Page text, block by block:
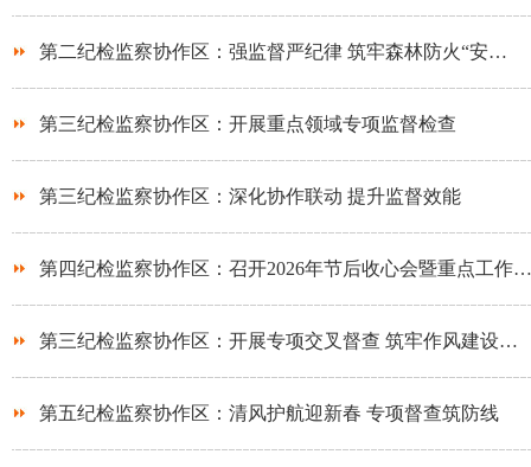
第二纪检监察协作区：强监督严纪律 筑牢森林防火“安…
第三纪检监察协作区：开展重点领域专项监督检查
第三纪检监察协作区：深化协作联动 提升监督效能
第四纪检监察协作区：召开2026年节后收心会暨重点工作…
第三纪检监察协作区：开展专项交叉督查 筑牢作风建设…
第五纪检监察协作区：清风护航迎新春 专项督查筑防线